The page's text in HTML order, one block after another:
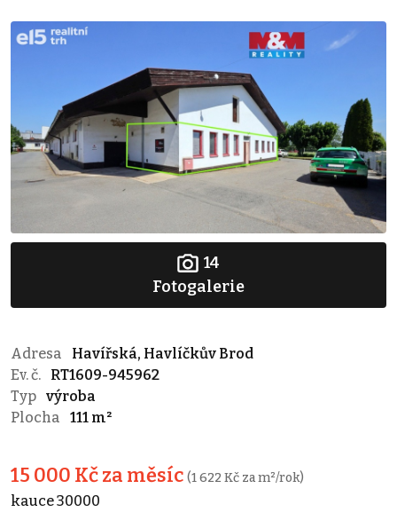
14
Fotogalerie
Adresa
Havířská, Havlíčkův Brod
Ev. č.
RT1609-945962
Typ výroba
Plocha
111 m²
15 000 Kč za měsíc (1 622 Kč za m²/rok)
kauce 30000